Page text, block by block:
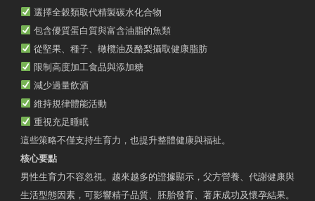
選擇全穀類取代精製碳水化合物
包含優質蛋白質與富含油脂的魚類
從堅果、種子、橄欖油及酪梨攝取健康脂肪
限制高度加工食品與添加糖
減少過量飲酒
維持規律體能活動
重視充足睡眠
這些策略不僅支持生育力，也提升整體健康與福祉。
核心要點
男性生育力不容忽視。越來越多的證據顯示，父方營養、代謝健康與
生活型態因素，可影響精子品質、胚胎發育、著床成功及懷孕結果。